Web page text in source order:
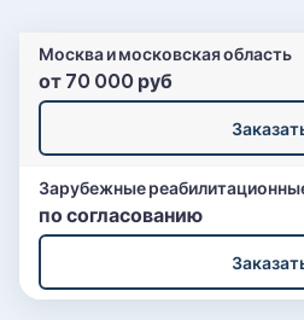
Москва и московская область
от 70 000 руб
Зарубежные
по согласованию